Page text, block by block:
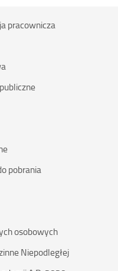
pracownicza
pobrania
osobowych
Niepodległej